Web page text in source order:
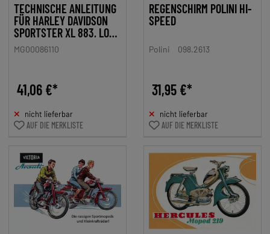
TECHNISCHE ANLEITUNG
FÜR HARLEY DAVIDSON
SPORTSTER XL 883, LOW,
CUSTOM, ROADSTER,
IRON, SUPER LOW
MG00086110
41,06 €*
nicht lieferbar
AUF DIE MERKLISTE
REGENSCHIRM POLINI HI-
SPEED
Polini 098.2613
31,95 €*
nicht lieferbar
AUF DIE MERKLISTE